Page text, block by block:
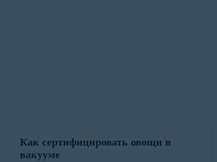
Как сертифицировать овощи в
вакууме